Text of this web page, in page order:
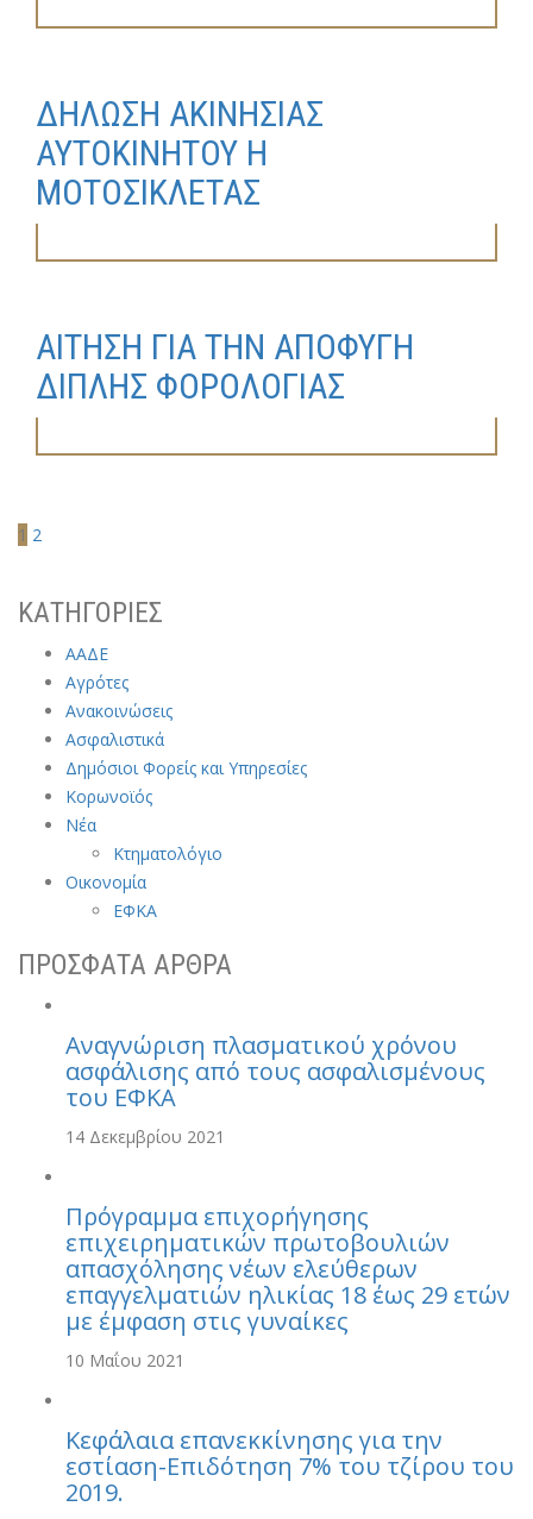
ΔΗΛΩΣΗ ΑΚΙΝΗΣΙΑΣ
ΑΥΤΟΚΙΝΗΤΟΥ Η
ΜΟΤΟΣΙΚΛΕΤΑΣ
ΑΙΤΗΣΗ ΓΙΑ ΤΗΝ ΑΠΟΦΥΓΗ
ΔΙΠΛΗΣ ΦΟΡΟΛΟΓΙΑΣ
1 2
ΚΑΤΗΓΟΡΙΕΣ
ΑΑΔΕ
Αγρότες
Ανακοινώσεις
Ασφαλιστικά
Δημόσιοι Φορείς και Υπηρεσίες
Κορωνοϊός
Νέα
Κτηματολόγιο
Οικονομία
ΕΦΚΑ
ΠΡΟΣΦΑΤΑ ΑΡΘΡΑ
Αναγνώριση πλασματικού χρόνου
ασφάλισης από τους ασφαλισμένους
του ΕΦΚΑ
14 Δεκεμβρίου 2021
Πρόγραμμα επιχορήγησης
επιχειρηματικών πρωτοβουλιών
απασχόλησης νέων ελεύθερων
επαγγελματιών ηλικίας 18 έως 29 ετών
με έμφαση στις γυναίκες
10 Μαΐου 2021
Κεφάλαια επανεκκίνησης για την
εστίαση-Επιδότηση 7% του τζίρου του
2019.